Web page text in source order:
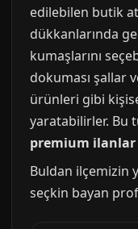
edilebilen butik
dükkanlarında
kumaşlarını
dokuması şallar
ürünleri gibi
yaratabilirler. Bu
premium ilanlar
Buldan ilçemizin
seçkin bayan